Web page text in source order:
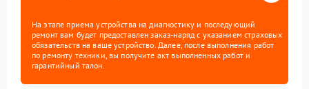
На этапе приема устройства на диагностику и последующий
ремонт вам будет предоставлен заказ-наряд с указанием страховых
обязательств на ваше устройство. Далее, после выполнения работ
по ремонту техники, вы получите акт выполненных работ и
гарантийный талон.